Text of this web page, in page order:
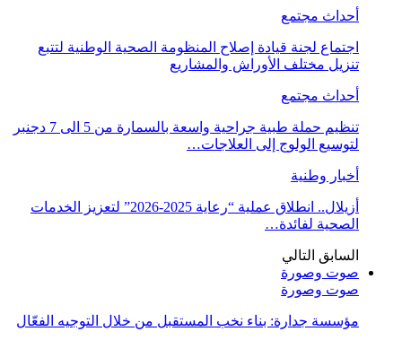
أحداث مجتمع
اجتماع لجنة قيادة إصلاح المنظومة الصحية الوطنية لتتبع
تنزيل مختلف الأوراش والمشاريع
أحداث مجتمع
تنظيم حملة طبية جراحية واسعة بالسمارة من 5 الى 7 دجنبر
لتوسيع الولوج إلى العلاجات…
أخبار وطنية
أزيلال.. انطلاق عملية “رعاية 2025-2026” لتعزيز الخدمات
الصحية لفائدة…
السابق التالي
صوت وصورة
صوت وصورة
مؤسسة جدارة: بناء نخب المستقبل من خلال التوجيه الفعّال